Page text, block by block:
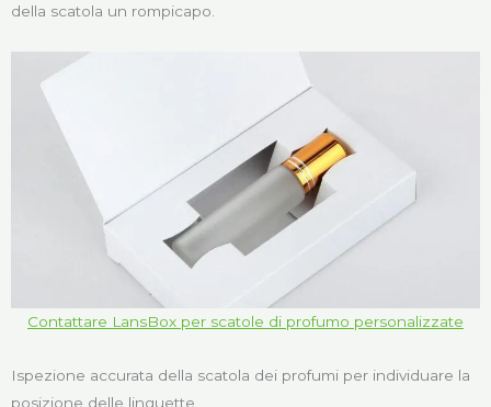
della scatola un rompicapo.
Contattare LansBox per scatole di profumo personalizzate
Ispezione accurata della scatola dei profumi per individuare la
posizione delle linguette